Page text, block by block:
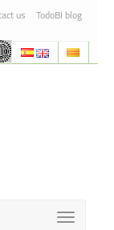
us
TodoBI blog